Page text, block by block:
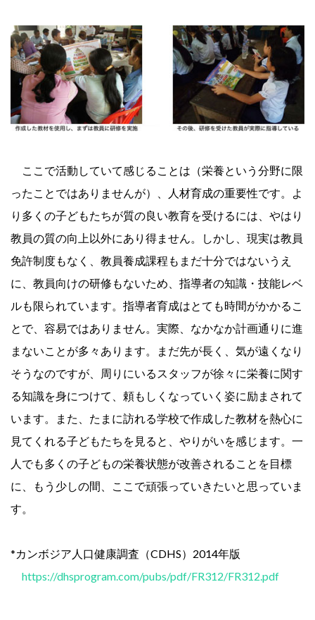
ここで活動していて感じることは（栄養という分野に限
ったことではありませんが）、人材育成の重要性です。よ
り多くの子どもたちが質の良い教育を受けるには、やはり
教員の質の向上以外にあり得ません。しかし、現実は教員
免許制度もなく、教員養成課程もまだ十分ではないうえ
に、教員向けの研修もないため、指導者の知識・技能レベ
ルも限られています。指導者育成はとても時間がかかるこ
とで、容易ではありません。実際、なかなか計画通りに進
まないことが多々あります。まだ先が長く、気が遠くなり
そうなのですが、周りにいるスタッフが徐々に栄養に関す
る知識を身につけて、頼もしくなっていく姿に励まされて
います。また、たまに訪れる学校で作成した教材を熱心に
見てくれる子どもたちを見ると、やりがいを感じます。一
人でも多くの子どもの栄養状態が改善されることを目標
に、もう少しの間、ここで頑張っていきたいと思っていま
す。
*カンボジア人口健康調査（CDHS）2014年版
https://dhsprogram.com/pubs/pdf/FR312/FR312.pdf